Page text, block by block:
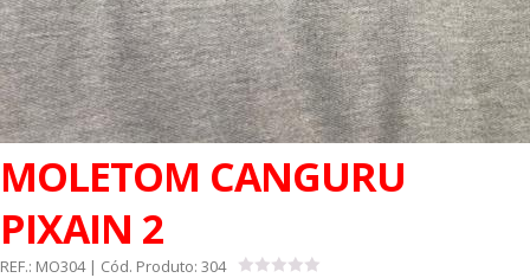
MOLETOM CANGURU
PIXAIN 2
REF.: MO304| Cód. Produto: 304